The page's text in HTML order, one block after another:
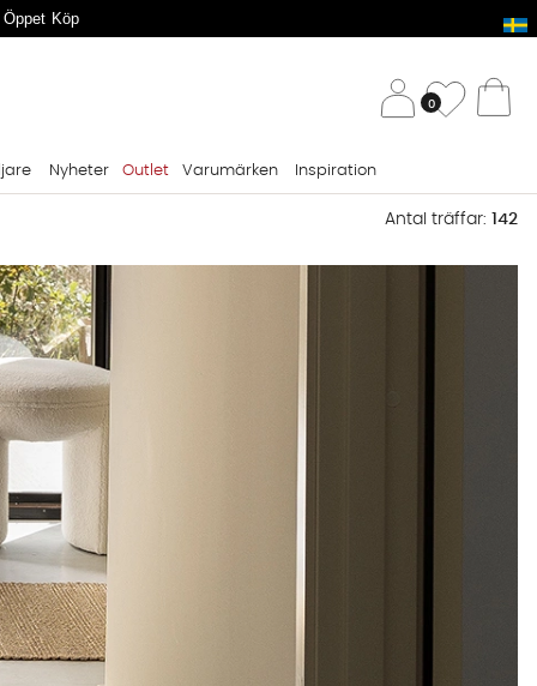
Köp
0
Nyheter Outlet Varumärken Inspiration
Antal träffar: 142